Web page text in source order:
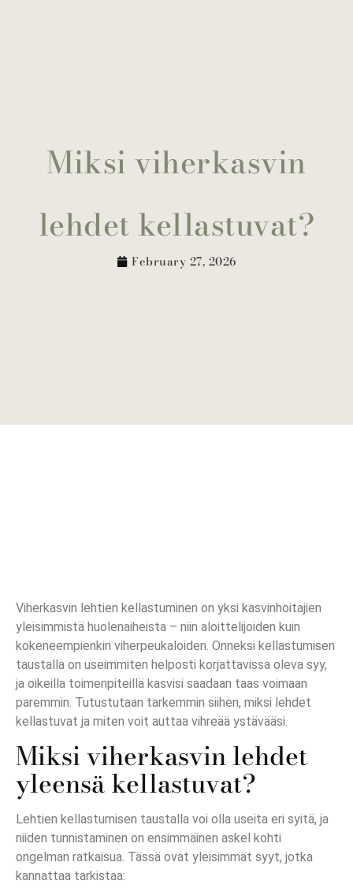
Miksi viherkasvin
lehdet kellastuvat?
February 27, 2026
Viherkasvin lehtien kellastuminen on yksi kasvinhoitajien
yleisimmistä huolenaiheista – niin aloittelijoiden kuin
kokeneempienkin viherpeukaloiden. Onneksi kellastumisen
taustalla on useimmiten helposti korjattavissa oleva syy,
ja oikeilla toimenpiteillä kasvisi saadaan taas voimaan
paremmin. Tutustutaan tarkemmin siihen, miksi lehdet
kellastuvat ja miten voit auttaa vihreää ystävääsi.
Miksi viherkasvin lehdet
yleensä kellastuvat?
Lehtien kellastumisen taustalla voi olla useita eri syitä, ja
niiden tunnistaminen on ensimmäinen askel kohti
ongelman ratkaisua. Tässä ovat yleisimmät syyt, jotka
kannattaa tarkistaa: